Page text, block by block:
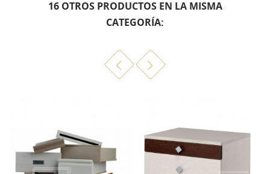
16 OTROS PRODUCTOS EN LA MISMA
CATEGORÍA: